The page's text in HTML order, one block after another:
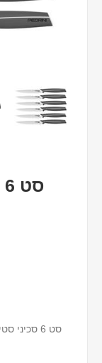
סט 6 סכיני סטייק מאסטר PEDRINI חדה, נוחה ומקצועית